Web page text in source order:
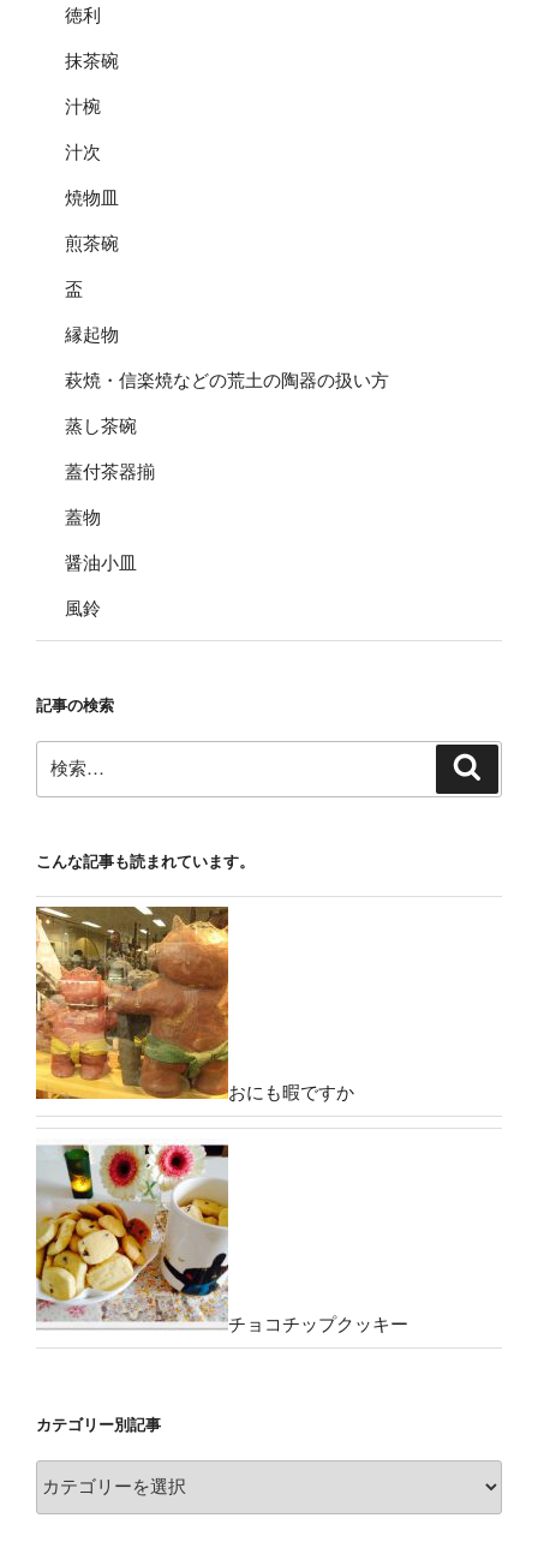
徳利
抹茶碗
汁椀
汁次
焼物皿
煎茶碗
盃
縁起物
萩焼・信楽焼などの荒土の陶器の扱い方
蒸し茶碗
蓋付茶器揃
蓋物
醤油小皿
風鈴
記事の検索
索:
こんな記事も読まれています。
おにも暇ですか
チョコチップクッキー
カテゴリー別記事
テ